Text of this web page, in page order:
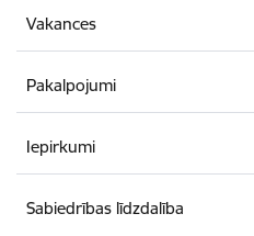
Vakances
Pakalpojumi
Iepirkumi
Sabiedrības līdzdalība